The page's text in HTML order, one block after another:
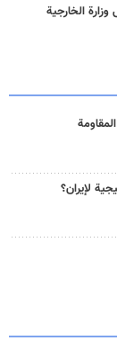
وزارة الخارجية
لإيران؟